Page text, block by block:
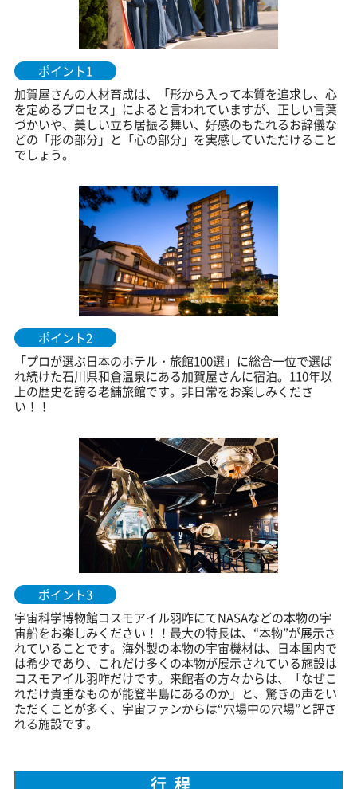
ポイント1
加賀屋さんの人材育成は、「形から入って本質を追求し、心
を定めるプロセス」によると言われていますが、正しい言葉
づかいや、美しい立ち居振る舞い、好感のもたれるお辞儀な
どの「形の部分」と「心の部分」を実感していただけること
でしょう。
ポイント2
「プロが選ぶ日本のホテル・旅館100選」に総合一位で選ば
れ続けた石川県和倉温泉にある加賀屋さんに宿泊。110年以
上の歴史を誇る老舗旅館です。非日常をお楽しみくださ
い！！
ポイント3
宇宙科学博物館コスモアイル羽咋にてNASAなどの本物の宇
宙船をお楽しみください！！最大の特長は、“本物”が展示さ
れていることです。海外製の本物の宇宙機材は、日本国内で
は希少であり、これだけ多くの本物が展示されている施設は
コスモアイル羽咋だけです。来館者の方々からは、「なぜこ
れだけ貴重なものが能登半島にあるのか」と、驚きの声をい
ただくことが多く、宇宙ファンからは“穴場中の穴場”と評さ
れる施設です。
行程